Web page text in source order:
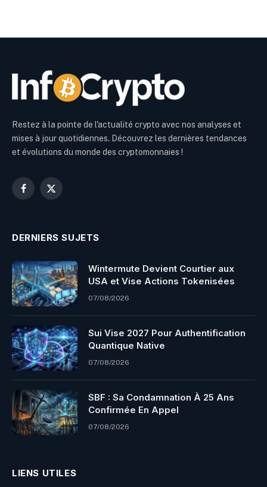
Restez à la pointe de l'actualité crypto avec nos analyses et
mises à jour quotidiennes. Découvrez les dernières tendances
et évolutions du monde des cryptomonnaies !
Facebook
X
DERNIERS SUJETS
Wintermute Devient Courtier aux
USA et Vise Actions Tokenisées
07/08/2026
Sui Vise 2027 Pour Authentification
Quantique Native
07/08/2026
SBF : Sa Condamnation À 25 Ans
Confirmée En Appel
07/08/2026
LIENS UTILES